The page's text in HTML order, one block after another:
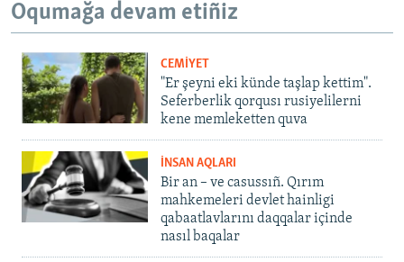
Oqumağa devam etiñiz
CEMİYET
"Er şeyni eki künde taşlap kettim".
Seferberlik qorqusı rusiyelilerni
kene memleketten quva
İNSAN AQLARI
Bir an – ve casussıñ. Qırım
mahkemeleri devlet hainligi
qabaatlavlarını daqqalar içinde
nasıl baqalar